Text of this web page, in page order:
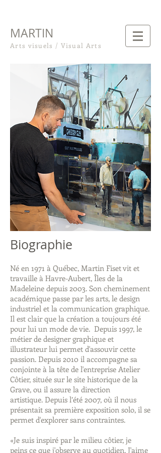
MARTIN
Arts visuels / Visual Arts
Biographie
Né en 1971 à Québec, Martin Fiset vit et
travaille à Havre-Aubert, Îles de la
Madeleine depuis 2003. Son cheminement
académique passe par les arts, le design
industriel et la communication graphique.
Il est clair que la création a toujours été
pour lui un mode de vie. Depuis 1997, le
métier de designer graphique et
illustrateur lui permet d'assouvir cette
passion. Depuis 2010 il accompagne sa
conjointe à la tête de l'entreprise Atelier
Côtier, située sur le site historique de la
Grave, ou il assure la direction
artistique. Depuis l’été 2007, où il nous
présentait sa première exposition solo, il se
permet d'explorer sans contraintes.
«Je suis inspiré par le milieu côtier, je
peins ce que j'observe au quotidien. J'aime